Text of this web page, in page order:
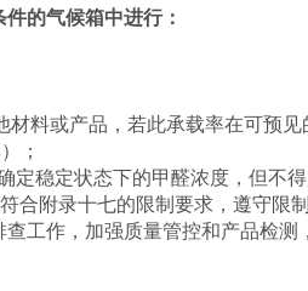
的气候箱中进行：
料或产品，若此承载率在可预
；
稳定状态下的甲醛浓度，但不得
合附录十七的限制要求，遵守限
工作，加强质量管控和产品检测